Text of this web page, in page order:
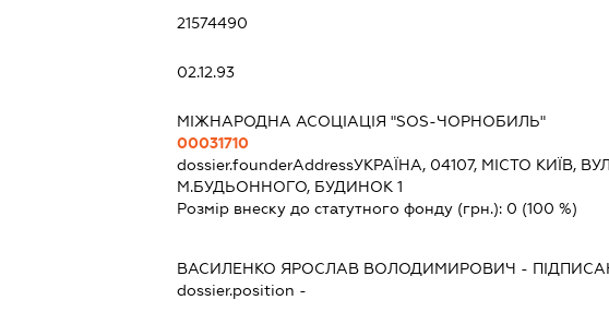
21574490
02.12.93
МІЖНАРОДНА АСОЦІАЦІЯ "SOS-ЧОРНОБИЛЬ"
00031710
dossier.founderAddressУКРАЇНА, 04107, МІСТО КИЇВ,
М.БУДЬОННОГО, БУДИНОК 1
Розмір внеску до статутного фонду (грн.): 0 (100 %)
ВАСИЛЕНКО ЯРОСЛАВ ВОЛОДИМИРОВИЧ -
dossier.position -